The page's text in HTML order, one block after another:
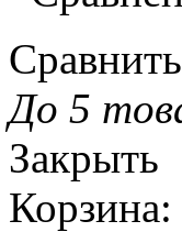
Сравнить
До 5
Закрыть
Корзина: